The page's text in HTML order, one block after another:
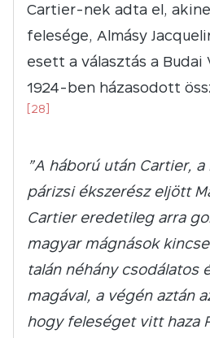
Cartier-nek adta el,
felesége, Almásy
esett a választás a Budai
1924-ben házasodott
[28]
”A háború után Cartier,
párizsi ékszerész eljött
Cartier eredetileg arra
magyar mágnások
talán néhány csodálatos
magával, a végén aztán
hogy feleséget vitt haza